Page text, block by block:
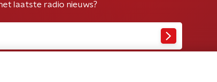
laatste radio nieuws?